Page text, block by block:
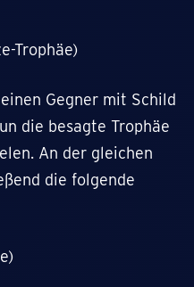
Trophäe)
Gegner mit Schild
die besagte Trophäe
An der gleichen
die folgende